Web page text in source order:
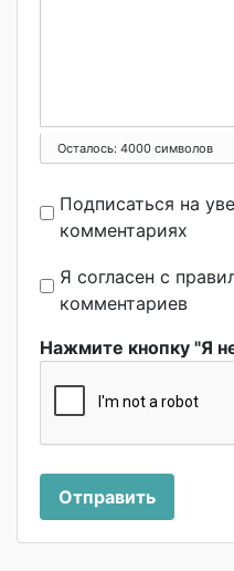
Осталось: 4000 символов
Подписаться на
комментариях
Я согласен с
комментариев
Нажмите кнопку "Я
Отправить